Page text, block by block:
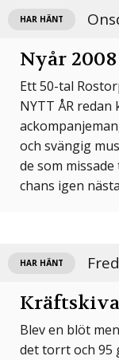
HAR HÄNT
Nyår 2008
Ett 50-tal
NYTT ÅR
och svängig
de som
chans igen
HAR HÄNT
Blev en blöt
det torrt och 95